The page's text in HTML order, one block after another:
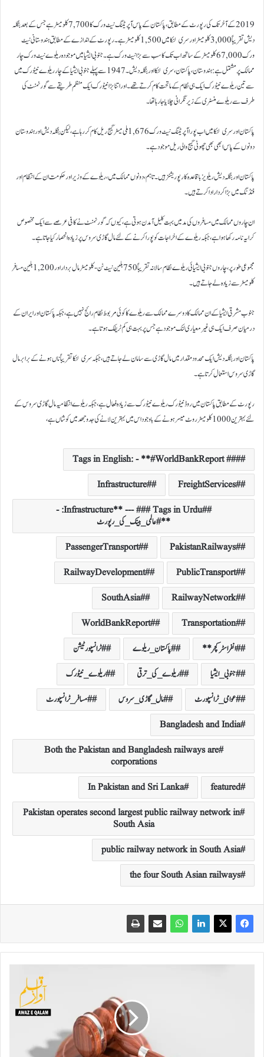
2019 کے آخر تک کی رپورٹ کے مطابق، پاکستان کے پاس آپریٹنگ نیٹ ورک کا 7,700 کلومیٹر ہے جس کے بعد بنگلہ
دیش تقریباً 3,000 کلومیٹر اور سری لنکا میں 1,500 کلومیٹر ہے۔ رپورٹ کے اندازے کے مطابق ہندوستانی نیٹ
ورک 67,000 کلومیٹر کے ساتھ اب تک کا سب سے بڑا نیٹ ورک ہے۔ جنوبی ایشیا میں موجودہ ریلوے نیٹ ورک چار
ممالک پر مشتمل ہے: ہندوستان، پاکستان، سری لنکا اور بنگلہ دیش۔ 1947 سے پہلے جنوبی ایشیا کے چار ریلوے نیٹورک میں
سے تین ریلوے نیٹورک ایک ہی نظام کے ماتحت کام کرتے تھے۔ اور اتنا بڑا نیٹورک ایک منظم طریقے سے گورنمنٹ کی
طرف سے ریلوے منسٹری کے زیر نگرانی چلایا جا رہا تھا۔
پاکستان اور سری لنکا میں اب پورا آپریٹنگ نیٹ ورک 1,676 ملی میٹر گیج ریل کام کر رہا ہے، لیکن بنگلہ دیش اور ہندوستان
دونوں کے پاس ابھی بھی چھوٹی گیج والی ریل موجود ہے۔
پاکستان اور بنگلہ دیش ریلویز باقاعدہ کارپوریشنز ہیں۔ تاہم، دونوں ممالک میں، ریلوے کے وزیر اور حکومت ان کے انتظام اور
فنڈنگ ​​میں بڑا کردار ادا کرتے ہیں۔
ان چاروں ممالک میں مسافروں کی مد میں بہت کلیل آمدن ہوتی ہے، کیوں کہ گورنمنٹ نے کافی عرصے سے ایک مخصوص
کرایہ نامہ رکھا ہوا ہے، جبکہ ریلوے کے اخراجات کو پورا کرنے کے لئے مال گاڑی سروس پر زیادہ انحصار کیا جاتا ہے۔
مجموعی طور پر،چاروں جنوبی ایشیائی ریلوے نظام سالانہ تقریباً 750 بلین نیٹ ٹن-کلومیٹر مال بردار اور 1,200 بلین مسافر
کلومیٹر سے زیادہ لے جاتے ہیں۔
جنوب مشرقی ایشیا کے ان ممالک کا دوسرے ممالک سے ریلوے کا کوئی مربوط نظام رائج نہیں ہے، جبکہ پاکستان اور ایران کے
درمیان صرف ایک ہی غیر معیاری لنک موجود ہے جس پر بہت ہی کم ٹریفک ہوتا ہے۔
پاکستان اور بنگلہ دیش ایک محدود مقدار میں مال گاڑی سے سامان لے جاتے ہیں، جبکہ سری لنکا تقریباً ناں ہونے کے برابر مال
گاڑی سروس استعمال کرتا ہے۔
رپورٹ کے مطابق پاکستان میں روڈ نیٹورک ریلوے نیٹورک سے زیادہ فعال ہے،جبکہ ریلوے انتظامیہ مال گاڑی سروس کے
لئے بہترین 1000 کلومیٹر روٹ میسر ہونے کے باوجود اس میں بہترین لانے کی جدوجھد میں کوشاں ہے،
### Tags in English: - **#WorldBankReport
#FreightServices
#Infrastructure
#Infrastructure** --- ### Tags in Urdu: -
**#عالمی_بینک_کی_رپورٹ
#PakistanRailways
#PassengerTransport
#PublicTransport
#RailwayDevelopment
#RailwayNetwork
#SouthAsia
#Transportation
#WorldBankReport
#انفراسٹرکچر**
#پاکستان_ریلوے
#ٹرانسپورٹیشن
#جنوبی_ایشیا
#ریلوے_کی_ترقی
#ریلوے_نیٹورک
#عوامی_ٹرانسپورٹ
#مال_گاڑی_سروس
#مسافر_ٹرانسپورٹ
Bangladesh and India
Both the Pakistan and Bangladesh railways are
corporations
featured
In Pakistan and Sri Lanka
Pakistan operates second largest public railway network in
South Asia
public railway network in South Asia
the four South Asian railways